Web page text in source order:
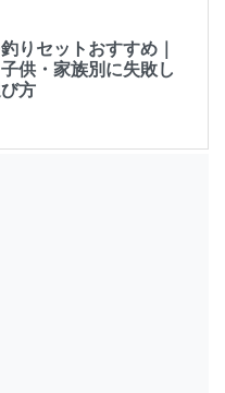
りセットおすすめ｜
供・家族別に失敗し
方